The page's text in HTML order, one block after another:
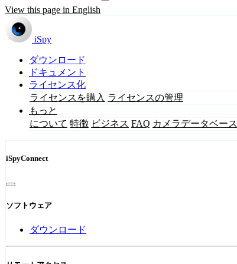
View this page in English
iSpy
ダウンロード
ドキュメント
ライセンス化
ライセンスを購入 ライセンスの管理
もっと
について 特徴 ビジネス FAQ カメラデータベース
iSpyConnect
ソフトウェア
ダウンロード